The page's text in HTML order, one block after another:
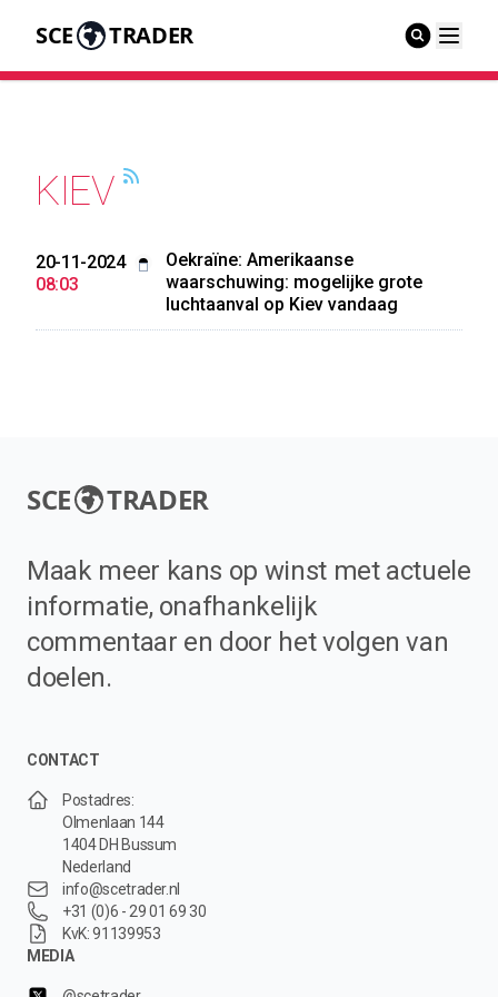
SCE TRADER
KIEV
20-11-2024
08:03
Oekraïne: Amerikaanse
waarschuwing: mogelijke grote
luchtaanval op Kiev vandaag
SCE TRADER
Maak meer kans op winst met actuele
informatie, onafhankelijk
commentaar en door het volgen van
doelen.
CONTACT
Postadres:
Olmenlaan 144
1404 DH Bussum
Nederland
info@scetrader.nl
+31 (0)6 - 29 01 69 30
KvK: 91139953
MEDIA